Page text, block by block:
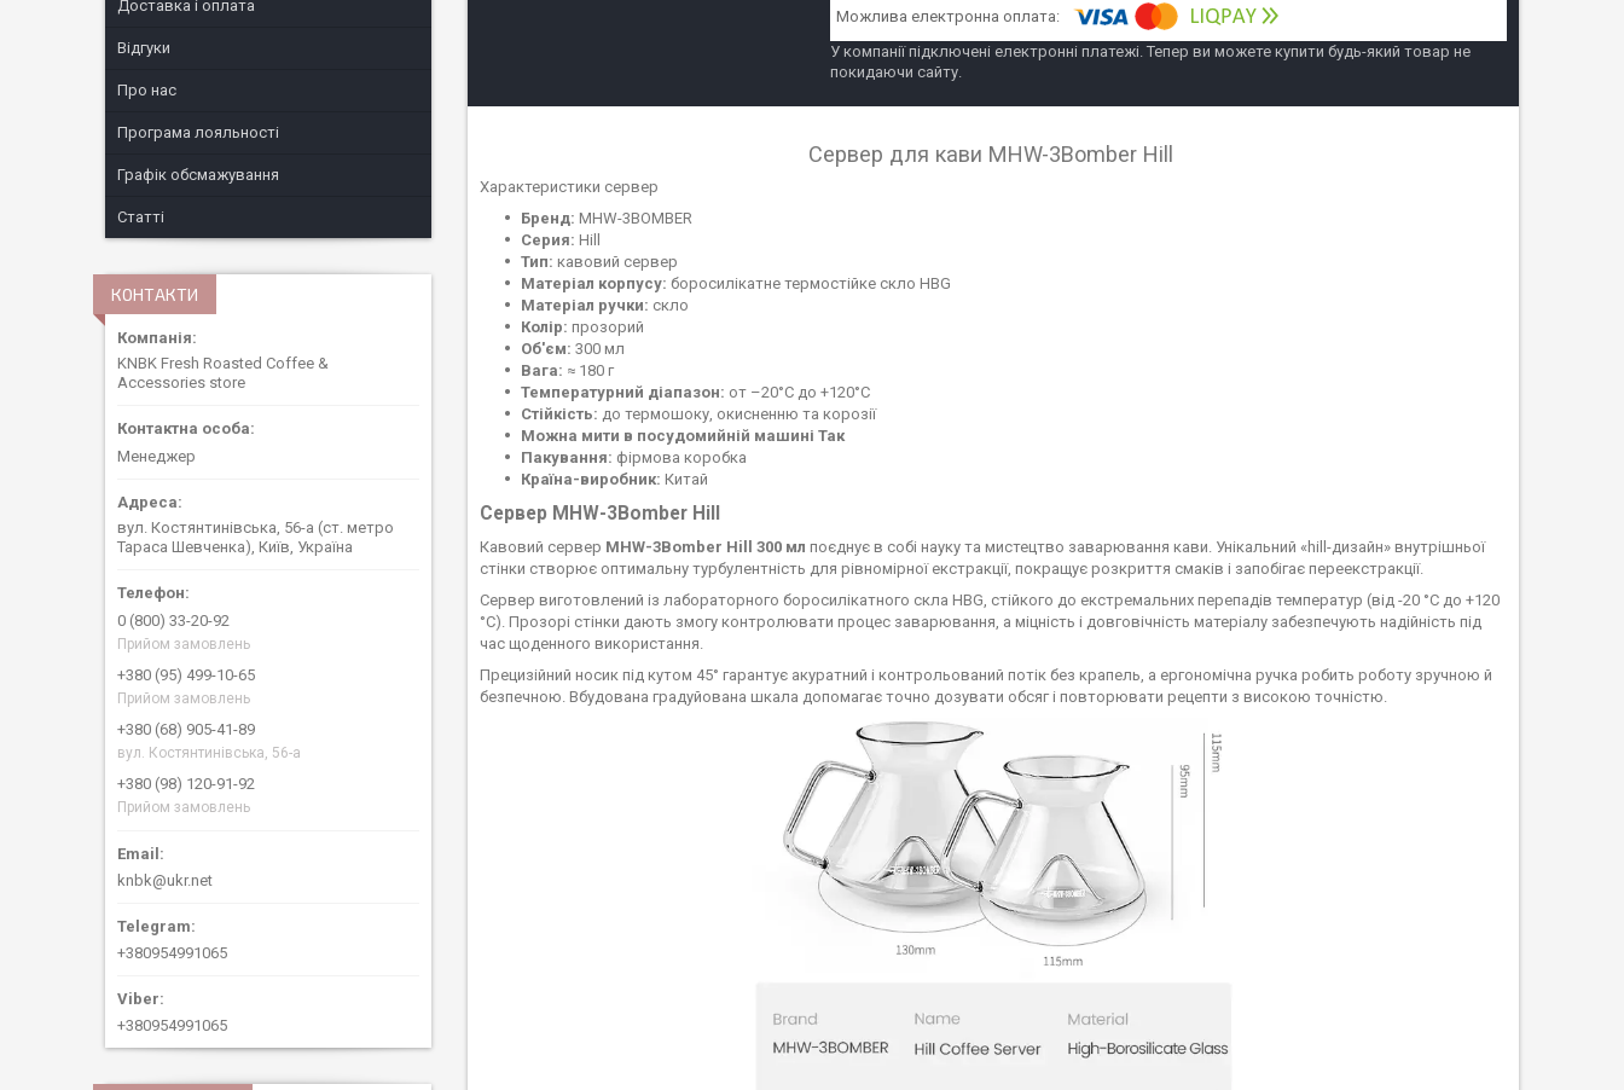
У компанії підключені електронні платежі. Тепер ви можете купити будь-який товар не
покидаючи сайту.
Сервер для кави MHW-3Bomber Hill
Характеристики сервер
Бренд: MHW-3BOMBER
Серия: Hill
Тип: кавовий сервер
Матеріал корпусу: боросилікатне термостійке скло HBG
Матеріал ручки: скло
Колір: прозорий
Об'єм: 300 мл
Вага: ≈ 180 г
Температурний діапазон: от –20°C до +120°C
Стійкість: до термошоку, окисненню та корозії
Можна мити в посудомийній машині Так
Пакування: фірмова коробка
Країна-виробник: Китай
Сервер MHW-3Bomber Hill
Кавовий сервер MHW-3Bomber Hill 300 мл поєднує в собі науку та мистецтво заварювання кави. Унікальний «hill-дизайн» внутрішньої
стінки створює оптимальну турбулентність для рівномірної екстракції, покращує розкриття смаків і запобігає переекстракції.
Сервер виготовлений із лабораторного боросилікатного скла HBG, стійкого до екстремальних перепадів температур (від -20 °C до +120
°C). Прозорі стінки дають змогу контролювати процес заварювання, а міцність і довговічність матеріалу забезпечують надійність під
час щоденного використання.
Прецизійний носик під кутом 45° гарантує акуратний і контрольований потік без крапель, а ергономічна ручка робить роботу зручною й
безпечною. Вбудована градуйована шкала допомагає точно дозувати обсяг і повторювати рецепти з високою точністю.
Доставка і оплата
Відгуки
Про нас
Програма лояльності
Графік обсмажування
Статті
КОНТАКТИ
KNBK Fresh Roasted Coffee &
Accessories store
Менеджер
вул. Костянтинівська, 56-а (ст. метро
Тараса Шевченка), Київ, Україна
0 (800) 33-20-92
Прийом замовлень
+380 (95) 499-10-65
Прийом замовлень
+380 (68) 905-41-89
вул. Костянтинівська, 56-а
+380 (98) 120-91-92
Прийом замовлень
knbk@ukr.net
+380954991065
+380954991065